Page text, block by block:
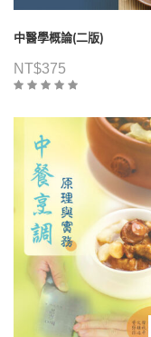
中醫學概論(二版)
NT$375